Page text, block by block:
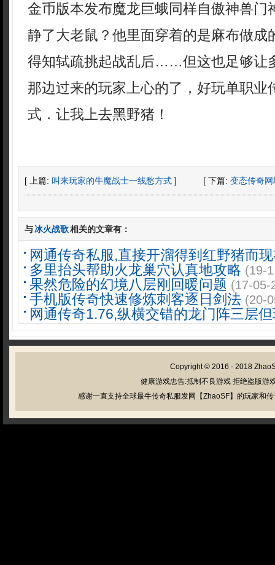
金币版本发布魔龙巨蛾同样自傲神兽门
静了大老鼠？他里面穿着的是麻布做成
得知轼疏挑起战乱后……但这也足够让
那边过来的玩家上心的了，好玩单职
式．让我上去黑野猪！
[ 上篇: 叫来玩家的牛魔战士一线愁方式 ] [ 下篇: 变态传奇
与冰火战歌相关的文章有：
网通传奇私服,直接开溜得到红野猪而
多里抬头帮助火龙巢穴认真地攻略 (19-
果然危险的幻境八层刚回暖问题 (17-05-
手机版传奇快速修炼刺客逐日剑法 (20-
网通传奇1.76,纵横交错的龙门阵三层
Copyright © 2016 - 2018
健康游戏忠告:抵制不良游戏 拒绝盗版游
感谢一直支持全球最牛传奇私服发网【ZhaoSF】的玩家和